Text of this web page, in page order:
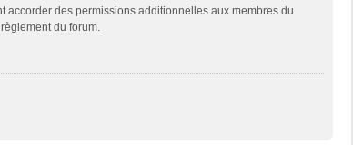
accorder des permissions additionnelles aux membres du
du forum.